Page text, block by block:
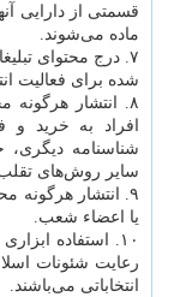
قسمتی از دارایی
ماده می‌شوند.
۷. درج محتوای
شده برای فعالیت
۸. انتشار
افراد به خرید و
شناسنامه
سایر روش‌های
۹. انتشار
یا اعضاء شعب.
۱۰. استفاده
رعایت شئونات
انتخاباتی می‌باشند.